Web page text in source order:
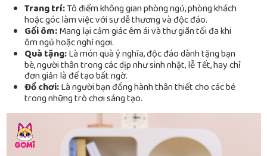
Trang trí:Tô điểm không gian phòng ngủ, phòng khách
hoặc góc làm việc với sự dễ thương và độc đáo.
Gối ôm:Mang lại cảm giác êm ái và thư giãn tối đa khi
ôm ngủ hoặc nghỉ ngơi.
Quà tặng:Là món quà ý nghĩa, độc đáo dành tặng bạn
bè, người thân trong các dịp như sinh nhật, lễ Tết, hay chỉ
đơn giản là để tạo bất ngờ.
Đồ chơi:Là người bạn đồng hành thân thiết cho các bé
trong những trò chơi sáng tạo.